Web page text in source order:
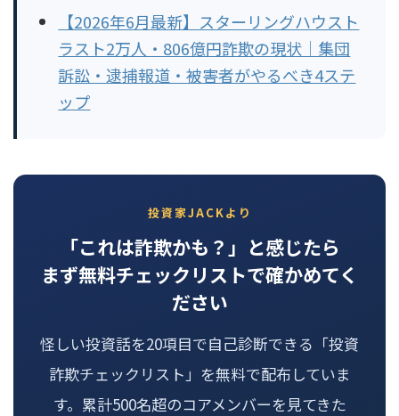
【2026年6月最新】スターリングハウスト
ラスト2万人・806億円詐欺の現状｜集団
訴訟・逮捕報道・被害者がやるべき4ステ
ップ
投資家JACKより
「これは詐欺かも？」と感じたら
まず無料チェックリストで確かめてく
ださい
怪しい投資話を20項目で自己診断できる「投資
詐欺チェックリスト」を無料で配布していま
す。累計500名超のコアメンバーを見てきた